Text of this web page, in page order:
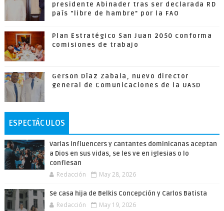
presidente Abinader tras ser declarada RD
país "libre de hambre" por la FAO
Plan Estratégico San Juan 2050 conforma
comisiones de trabajo
Gerson Díaz Zabala, nuevo director
general de Comunicaciones de la UASD
ESPECTÁCULOS
Varias influencers y cantantes dominicanas aceptan
a Dios en sus vidas, se les ve en iglesias o lo
confiesan
Redacción May 28, 2026
Se casa hija de Belkis Concepción y Carlos Batista
Redacción May 19, 2026